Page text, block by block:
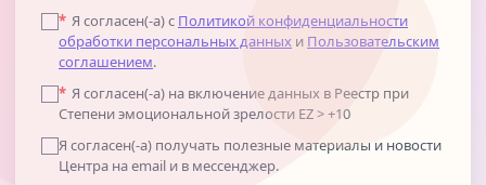
* Я согласен(-а) с Политикой конфиденциальности
обработки персональных данных и Пользовательским
соглашением.
* Я согласен(-а) на включение данных в Реестр при
Степени эмоциональной зрелости EZ > +10
Я согласен(-а) получать полезные материалы и новости
Центра на email и в мессенджер.